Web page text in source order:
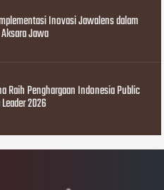
Inovasi Jawalens dalam
Jawa
Raih Penghargaan Indonesia Public
2026